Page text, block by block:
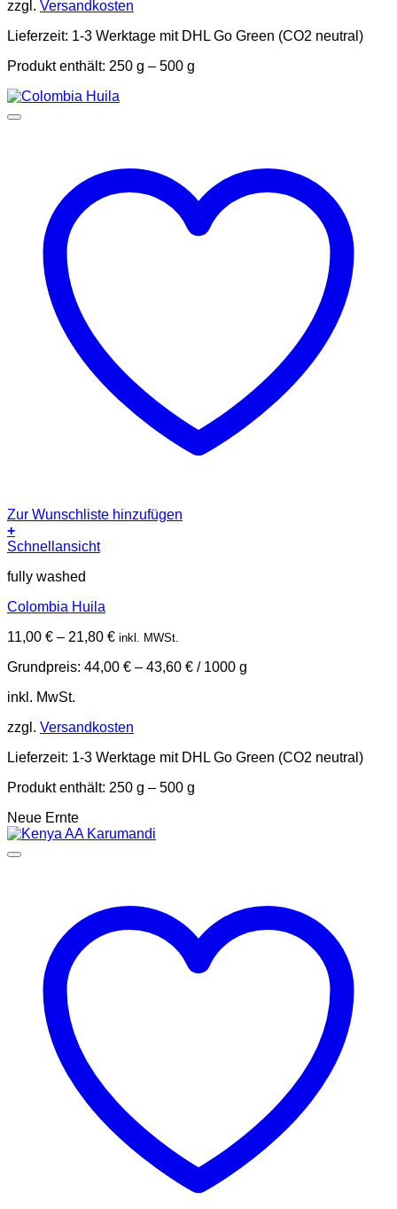
werden
zzgl. Versandkosten
Lieferzeit: 1-3 Werktage mit DHL Go Green (CO2 neutral)
Produkt enthält: 250 g – 500 g
Zur Wunschliste hinzufügen
+
Dieses
weist
Varianten
Die
können
auf
der
Produktseite
gewählt
werden
Schnellansicht
fully washed
Colombia Huila
11,00 € – 21,80 € inkl. MWSt.
Grundpreis: 44,00 € – 43,60 € / 1000 g
inkl. MwSt.
zzgl. Versandkosten
Lieferzeit: 1-3 Werktage mit DHL Go Green (CO2 neutral)
Produkt enthält: 250 g – 500 g
Neue Ernte